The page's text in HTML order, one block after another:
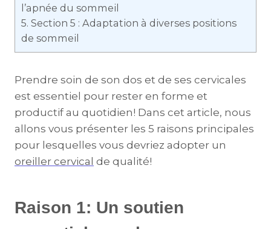
l’apnée du sommeil
5. Section 5 : Adaptation à diverses positions
de sommeil
Prendre soin de son dos et de ses cervicales
est essentiel pour rester en forme et
productif au quotidien! Dans cet article, nous
allons vous présenter les 5 raisons principales
pour lesquelles vous devriez adopter un
oreiller cervical de qualité!
Raison 1: Un soutien